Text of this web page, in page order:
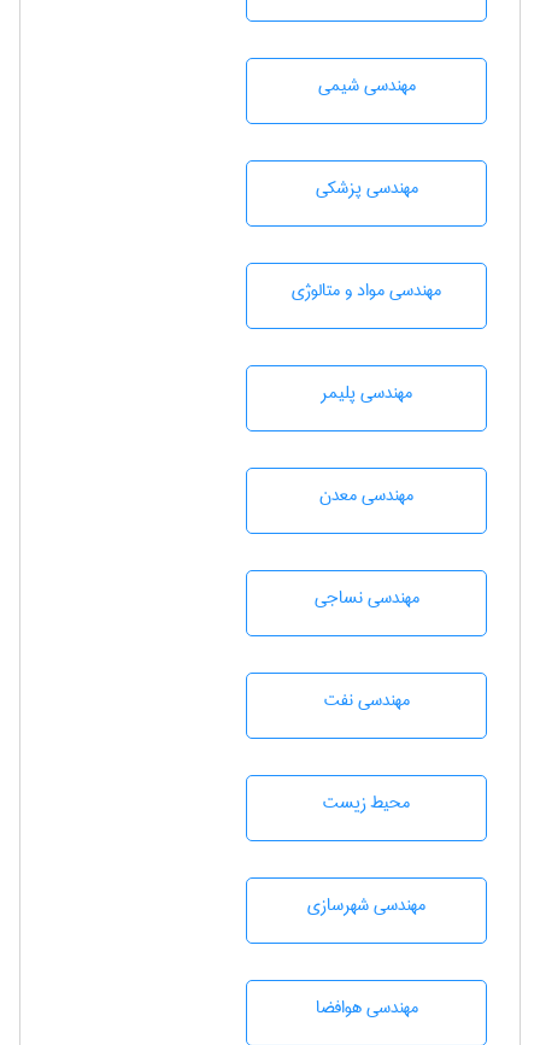
مهندسي شيمی
مهندسی پزشکی
مهندسی مواد و متالوژی
مهندسی پليمر
مهندسی معدن
مهندسي نساجی
مهندسی نفت
محيط زيست
مهندسی شهرسازی
مهندسی هوافضا